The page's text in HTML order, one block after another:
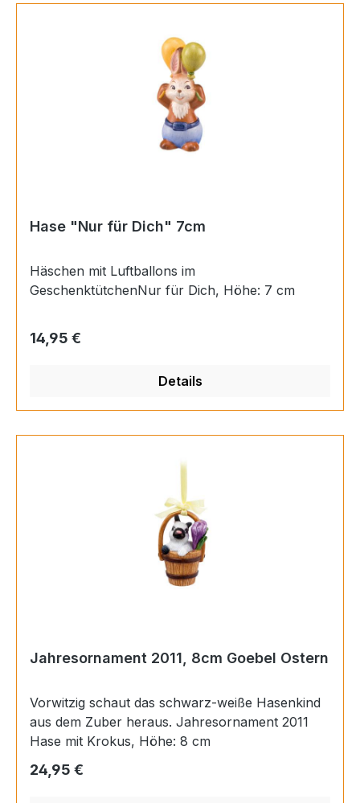
Hase "Nur für Dich" 7cm
Häschen mit Luftballons im
GeschenktütchenNur für Dich, Höhe: 7 cm
Regulärer Preis:
14,95 €
Details
Jahresornament 2011, 8cm Goebel Ostern
Vorwitzig schaut das schwarz-weiße Hasenkind
aus dem Zuber heraus. Jahresornament 2011
Hase mit Krokus, Höhe: 8 cm
Regulärer Preis:
24,95 €